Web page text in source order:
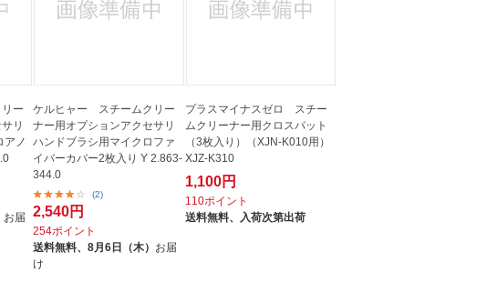
English / 中文
ー
リ
アノ
お届
ケルヒャー スチームクリー
ナー用オプションアクセサリ
ハンドブラシ用マイクロファ
イバーカバー2枚入り Y 2.863-
344.0
(2)
2,540円
254ポイント
送料無料、8月6日（木） お届
け
プラスマイナスゼロ スチー
ムクリーナー用クロスパット
（3枚入り）（XJN-K010用）
XJZ-K310
1,100円
110ポイント
送料無料、
入荷次第出荷